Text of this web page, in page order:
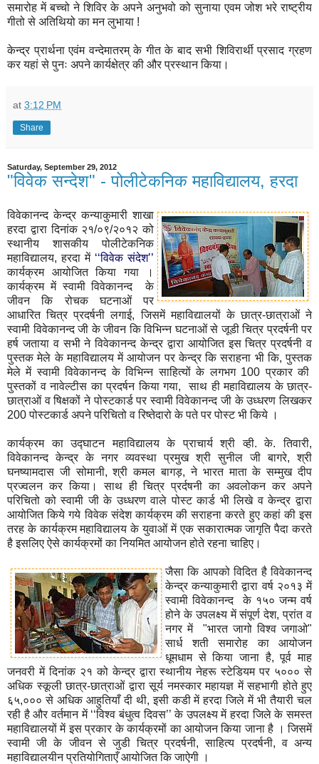
समारोह में बच्चो ने शिविर के अपने अनुभवो को सुनाया एवम जोश भरे राष्ट्रीय
गीतो से अतिथियो का मन लुभाया !
केन्द्र प्रार्थना एवंम वन्देमातरम् के गीत के बाद सभी शिविरार्थी प्रसाद ग्रहण
कर यहां से पुनः अपने कार्यक्षेत्र की और प्रस्थान किया।
at 3:12 PM
Share
Saturday, September 29, 2012
"विवेक सन्देश" - पोलीटेकनिक महाविद्यालय, हरदा
विवेकानन्द केन्द्र कन्याकुमारी शाखा
हरदा द्वारा दिनांक २१/०९/२०१२ को
स्थानीय शासकीय पोलीटेकनिक
महाविद्यालय, हरदा में ‘‘विवेक संदेश’’
कार्यक्रम आयोजित किया गया ।
कार्यक्रम में स्वामी विवेकानन्द के
जीवन कि रोचक घटनाओं पर
आधारित चित्र प्रदर्षनी लगाई, जिसमें महाविद्यालयों के छात्र-छात्राओं ने
स्वामी विवेकानन्द जी के जीवन कि विभिन्न घटनाओं से जूडी चित्र प्रदर्षनी पर
हर्ष जताया व सभी ने विवेकानन्द केन्द्र द्वारा आयोजितइस चित्र प्रदर्षनी व
पुस्तक मेले के महाविद्यालय में आयोजन पर केन्द्र कि सराहना भी कि, पुस्तक
मेले में स्वामी विवेकानन्द के विभिन्न साहित्यों के लगभग 100 प्रकार की
पुस्तकों व नावेल्टीस का प्रदर्षन किया गया, साथ ही महाविद्यालय के छात्र-
छात्राओं व षिक्षकों ने पोस्टकार्ड पर स्वामी विवेकानन्द जी के उध्धरण लिखकर
200 पोस्टकार्ड अपने परिचितो व रिष्तेदारो के पते पर पोस्ट भी किये ।
कार्यक्रम का उद्घाटन महाविद्यालय के प्राचार्य श्री व्ही. के. तिवारी,
विवेकानन्द केन्द्र के नगर व्यवस्था प्रमुख श्री सुनील जी बागरे, श्री
घनष्यामदास जी सोमानी, श्री कमल बागड़, ने भारत माता के सम्मुख दीप
प्रज्वलन कर किया। साथ ही चित्र प्रर्दषनी का अवलोकन कर अपने
परिचितो को स्वामी जी के उध्धरण वाले पोस्ट कार्ड भी लिखे व केन्द्र द्वारा
आयोजित किये गये विवेक संदेश कार्यक्रम की सराहना करते हुए कहां की इस
तरह के कार्यक्रम महाविद्यालय के युवाओं में एक सकारात्मक जागृति पैदा करते
है इसलिए ऐसे कार्यक्रमों का नियमित आयोजन होते रहना चाहिए।
जैसा कि आपको विदित है विवेकानन्द
केन्द्र कन्याकुमारी द्वारा वर्ष २०१३ में
स्वामी विवेकानन्द के १५० जन्म वर्ष
होने के उपलक्ष्य में संपूर्ण देश, प्रांत व
नगर में "भारत जागो विश्व जगाओ"
सार्ध शती समारोह का आयोजन
धूमधाम से किया जाना है, पूर्व माह
जनवरी में दिनांक २१ को केन्द्र द्वारा स्थानीय नेहरू स्टेडियम पर ५००० से
अधिक स्कूली छात्र-छात्राओं द्वारा सूर्य नमस्कार महायज्ञ में सहभागी होते हुए
६५,००० से अधिक आहुतियाँ दी थी, इसी कडी में हरदा जिले में भी तैयारी चल
रही है और वर्तमान में ‘‘विश्व बंधुत्व दिवस’’ के उपलक्ष्य में हरदा जिले के समस्त
महाविद्यालयों में इस प्रकार के कार्यक्रमों का आयोजन किया जाना है । जिसमें
स्वामी जी के जीवन से जुडी चित्र प्रदर्षनी, साहित्य प्रदर्षनी, व अन्य
महाविद्यालयीन प्रतियोगिताएँ आयोजित कि जाऐगी ।